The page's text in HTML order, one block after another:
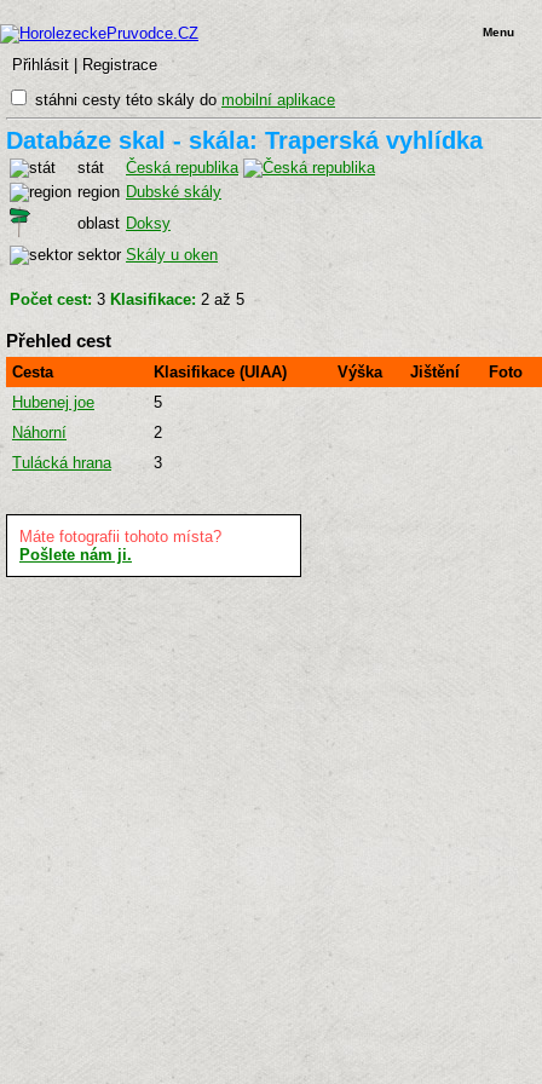
Přihlásit Registrace
Menu
stáhni cesty této skály domobilní aplikace
Databáze skal - skála: Traperská vyhlídka
stát
Česká republika
region Dubské skály
oblast Doksy
sektor Skály u oken
Počet cest: 3 Klasifikace: 2 až 5
Přehled cest
Cesta Klasifikace (UIAA) Výška Jištění
Foto
Hubenej joe
5
Náhorní
2
Tulácká hrana
3
Máte fotografii tohoto místa?
Pošlete nám ji.